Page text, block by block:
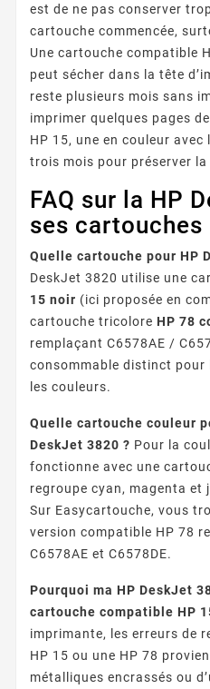
est de ne pas conserver
cartouche commencée,
Une cartouche compatible
peut sécher dans la tête
reste plusieurs mois sans
imprimer quelques pages
HP 15, une en couleur
trois mois pour préserver la
FAQ sur la HP
ses cartouches
Quelle cartouche pour HP
DeskJet 3820 utilise une
15 noir (ici proposée en
cartouche tricolore HP 78
remplaçant C6578AE /
consommable distinct pour
les couleurs.
Quelle cartouche couleur
DeskJet 3820 ? Pour la
fonctionne avec une
regroupe cyan, magenta et
Sur Easycartouche, vous
version compatible HP 78
C6578AE et C6578DE.
Pourquoi ma HP DeskJet
cartouche compatible HP
imprimante, les erreurs de
HP 15 ou une HP 78
métalliques encrassés ou